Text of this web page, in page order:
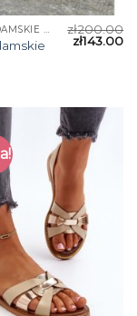
SANDAŁY DAMSKIE SKÓRZANE zł200.00
zł143.00